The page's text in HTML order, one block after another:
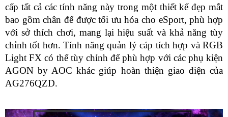
cấp tất cả các tính năng này trong một thiết kế đẹp mắt
bao gồm chân đế được tối ưu hóa cho eSport, phù hợp
với sở thích chơi, mang lại hiệu suất và khả năng tùy
chỉnh tốt hơn. Tính năng quản lý cáp tích hợp và RGB
Light FX có thể tùy chỉnh để phù hợp với các phụ kiện
AGON by AOC khác giúp hoàn thiện giao diện của
AG276QZD.